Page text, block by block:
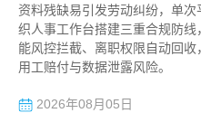
资料残缺易引发劳动纠纷，单
织人事工作台搭建三重合规防
能风控拦截、离职权限自动回
用工赔付与数据泄露风险。
2026年08月05日